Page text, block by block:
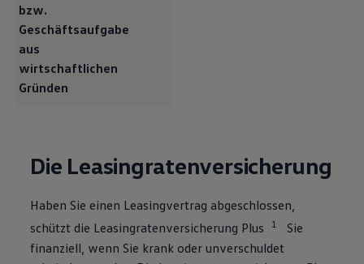
bzw.
Geschäftsaufgabe
aus
wirtschaftlichen
Gründen
Die Leasingratenversicherung
Haben Sie einen Leasingvertrag abgeschlossen,
schützt die Leasingratenversicherung Plus
1
Sie
finanziell, wenn Sie krank oder unverschuldet